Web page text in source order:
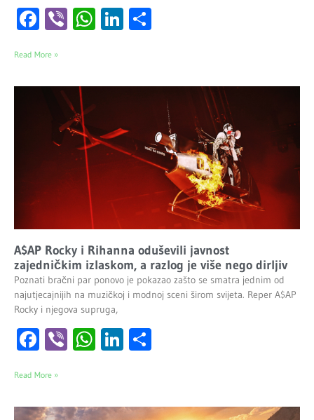
Facebook
ViberWhatsApp
LinkedIn
Read More »
A$AP Rocky i Rihanna oduševili javnost
zajedničkim izlaskom, a razlog je više nego dirljiv
Poznati bračni par ponovo je pokazao zašto se smatra jednim od
najutjecajnijih na muzičkoj i modnoj sceni širom svijeta. Reper A$AP
Rocky i njegova supruga,
Facebook
ViberWhatsApp
LinkedIn
Read More »